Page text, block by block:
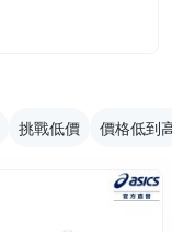
挑戰低價 價格低到